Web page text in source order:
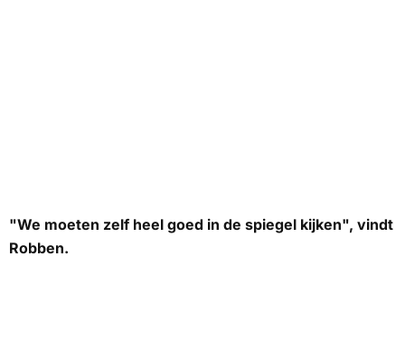
"We moeten zelf heel goed in de spiegel kijken", vindt
Robben.